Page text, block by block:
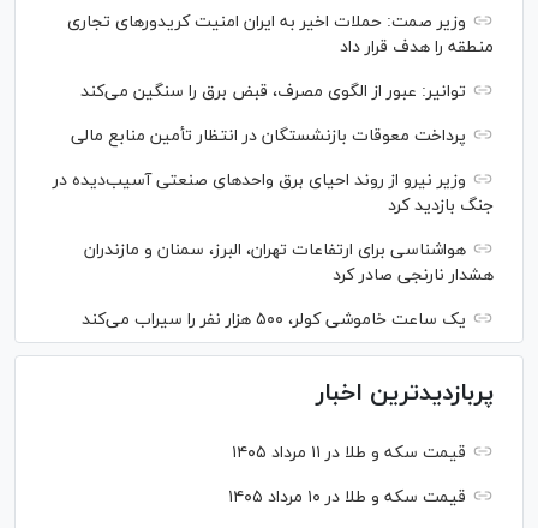
وزیر صمت: حملات اخیر به ایران امنیت کریدورهای تجاری
منطقه را هدف قرار داد
توانیر: عبور از الگوی مصرف، قبض برق را سنگین می‌کند
پرداخت معوقات بازنشستگان در انتظار تأمین منابع مالی
وزیر نیرو از روند احیای برق واحدهای صنعتی آسیب‌دیده در
جنگ بازدید کرد
هواشناسی برای ارتفاعات تهران، البرز، سمنان و مازندران
هشدار نارنجی صادر کرد
یک ساعت خاموشی کولر، ۵۰۰ هزار نفر را سیراب می‌کند
پربازدیدترین اخبار
قیمت سکه و طلا در ۱۱ مرداد ۱۴۰۵
قیمت سکه و طلا در ۱۰ مرداد ۱۴۰۵